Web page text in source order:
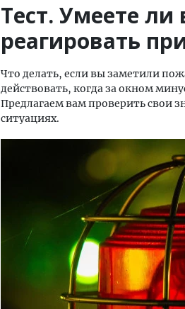
Тест. Умеете
реагировать
Что делать, если вы заметили
действовать, когда за окном
Предлагаем вам проверить свои
ситуациях.